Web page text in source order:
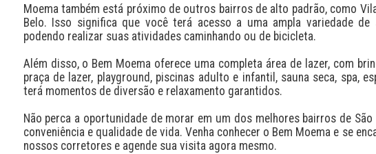
Moema também está próximo de outros bairros de alto padrão, como
Belo. Isso significa que você terá acesso a uma ampla variedade
podendo realizar suas atividades caminhando ou de bicicleta.
Além disso, o Bem Moema oferece uma completa área de lazer, com
praça de lazer, playground, piscinas adulto e infantil, sauna seca, spa,
terá momentos de diversão e relaxamento garantidos.
Não perca a oportunidade de morar em um dos melhores bairros de
conveniência e qualidade de vida. Venha conhecer o Bem Moema e se
nossos corretores e agende sua visita agora mesmo.